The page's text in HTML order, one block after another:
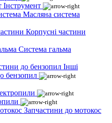
Інструмент
Масляна система
Корпусні частини
Система гальма
Інші
бензопил
Запчастини до мотокос